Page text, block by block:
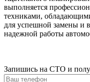
выполняется
техниками,
для успешной замены и
надежной работы
Запишись на СТО и